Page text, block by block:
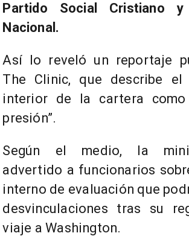
Partido Social Cristiano y
Nacional.
Así lo reveló un reportaje
The Clinic, que describe el
interior de la cartera
presión”.
Según el medio, la
advertido a funcionarios
interno de evaluación que
desvinculaciones tras su
viaje a Washington.